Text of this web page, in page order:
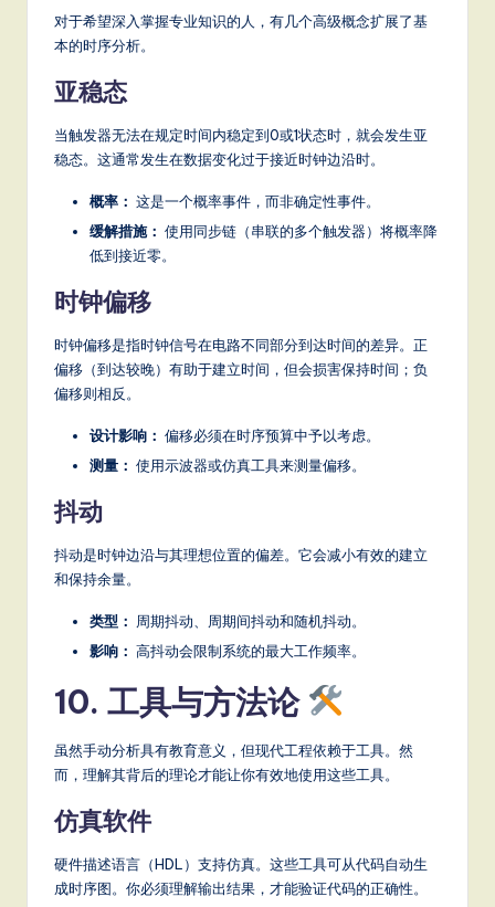
对于希望深入掌握专业知识的人，有几个高级概念扩展了基
本的时序分析。
亚稳态
当触发器无法在规定时间内稳定到0或1状态时，就会发生亚
稳态。这通常发生在数据变化过于接近时钟边沿时。
概率： 这是一个概率事件，而非确定性事件。
缓解措施： 使用同步链（串联的多个触发器）将概率降
低到接近零。
时钟偏移
时钟偏移是指时钟信号在电路不同部分到达时间的差异。正
偏移（到达较晚）有助于建立时间，但会损害保持时间；负
偏移则相反。
设计影响： 偏移必须在时序预算中予以考虑。
测量： 使用示波器或仿真工具来测量偏移。
抖动
抖动是时钟边沿与其理想位置的偏差。它会减小有效的建立
和保持余量。
类型： 周期抖动、周期间抖动和随机抖动。
影响： 高抖动会限制系统的最大工作频率。
10. 工具与方法论
虽然手动分析具有教育意义，但现代工程依赖于工具。然
而，理解其背后的理论才能让你有效地使用这些工具。
仿真软件
硬件描述语言（HDL）支持仿真。这些工具可从代码自动生
成时序图。你必须理解输出结果，才能验证代码的正确性。